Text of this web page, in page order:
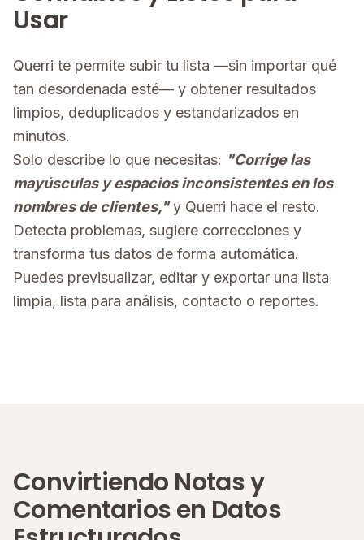
Usar
Querri te permite subir tu lista —sin importar qué
tan desordenada esté— y obtener resultados
limpios, deduplicados y estandarizados en
minutos.
Solo describe lo que necesitas: "Corrige las
mayúsculas y espacios inconsistentes en los
nombres de clientes,"y Querri hace el resto.
Detecta problemas, sugiere correcciones y
transforma tus datos de forma automática.
Puedes previsualizar, editar y exportar una lista
limpia, lista para análisis, contacto o reportes.
Convirtiendo Notas y
Comentarios en Datos